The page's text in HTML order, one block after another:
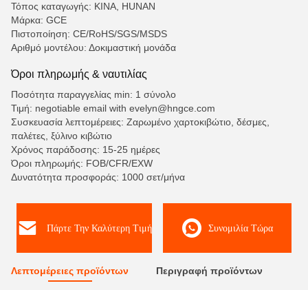
Τόπος καταγωγής: ΚΙΝΑ, HUNAN
Μάρκα: GCE
Πιστοποίηση: CE/RoHS/SGS/MSDS
Αριθμό μοντέλου: Δοκιμαστική μονάδα
Όροι πληρωμής & ναυτιλίας
Ποσότητα παραγγελίας min: 1 σύνολο
Τιμή: negotiable email with evelyn@hngce.com
Συσκευασία λεπτομέρειες: Ζαρωμένο χαρτοκιβώτιο, δέσμες,
παλέτες, ξύλινο κιβώτιο
Χρόνος παράδοσης: 15-25 ημέρες
Όροι πληρωμής: FOB/CFR/EXW
Δυνατότητα προσφοράς: 1000 σετ/μήνα
Πάρτε Την Καλύτερη Τιμή Συνομιλία Τώρα
Λεπτομέρειες προϊόντων Περιγραφή προϊόντων